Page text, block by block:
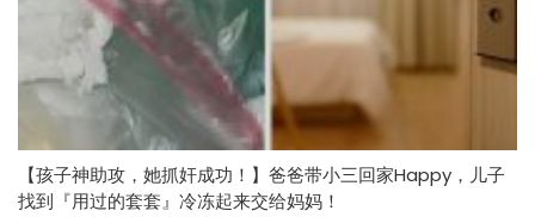
【孩子神助攻，她抓奸成功！】爸爸带小三回家Happy，儿子
找到『用过的套套』冷冻起来交给妈妈！